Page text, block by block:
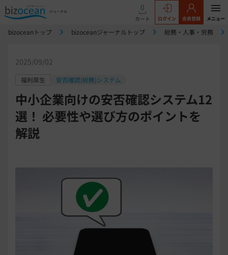
0
カート ログイン 会員登録 メニュー
bizoceanトップ bizoceanジャーナルトップ 総務・人事・労務
2025/09/02
福利厚生 安否確認(総務)システム
中小企業向けの安否確認システム12
選！ 必要性や選び方のポイントを
解説